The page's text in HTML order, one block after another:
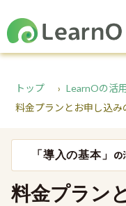
トップ
LearnOの活
料金プランとお申し込み
「導入の基本」 の
料金プラン